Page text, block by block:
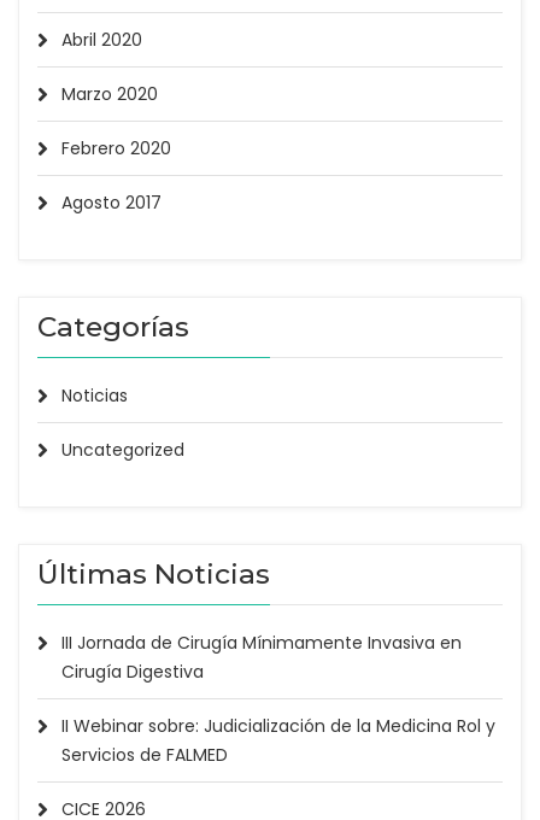
Abril 2020
Marzo 2020
Febrero 2020
Agosto 2017
Categorías
Noticias
Uncategorized
Últimas Noticias
III Jornada de Cirugía Mínimamente Invasiva en
Cirugía Digestiva
II Webinar sobre: Judicialización de la Medicina Rol y
Servicios de FALMED
CICE 2026